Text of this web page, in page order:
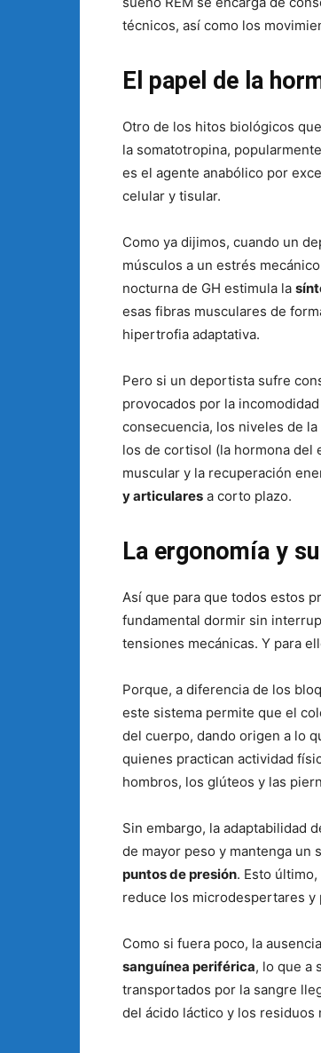
técnicos, así como los
El papel de la
Otro de los hitos biológicos
la somatotropina,
es el agente anabólico por
celular y tisular.
Como ya dijimos, cuando un
músculos a un estrés
nocturna de GH estimula la
esas fibras musculares de
hipertrofia adaptativa.
Pero si un deportista sufre
provocados por la
consecuencia, los niveles de
los de cortisol (la hormona del
muscular y la recuperación
y articulares a corto plazo.
La ergonomía y
Así que para que todos estos
fundamental dormir sin
tensiones mecánicas. Y para
Porque, a diferencia de los
este sistema permite que el
del cuerpo, dando origen a lo
quienes practican actividad
hombros, los glúteos y las
Sin embargo, la adaptabilidad
de mayor peso y mantenga un
puntos de presión. Esto
reduce los microdespertares y
Como si fuera poco, la
sanguínea periférica, lo que a
transportados por la sangre
del ácido láctico y los residuos